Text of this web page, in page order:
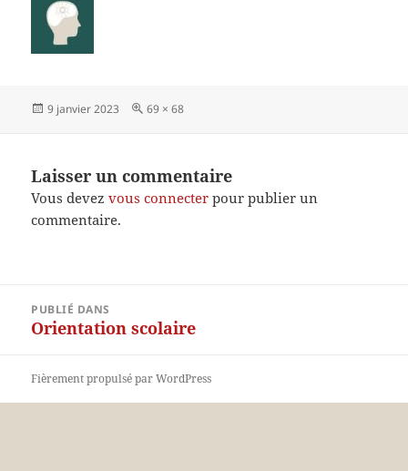
Publié
9 janvier 2023
Taille
69 × 68
Laisser un commentaire
Vous devezvous connecter pour publier un
commentaire.
l’article
PUBLIÉ DANS
Orientation scolaire
Fièrement propulsé par WordPress